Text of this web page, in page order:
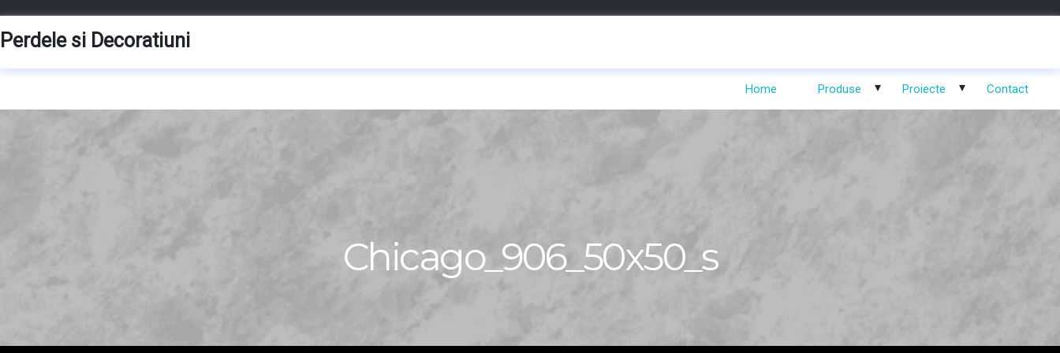
toPerdele si Decoratiuni
Home Produse Proiecte Contact
Chicago_906_50x50_s